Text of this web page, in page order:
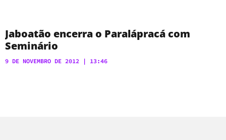
Jaboatão encerra o Paralápracá com
Seminário
9 DE NOVEMBRO DE 2012 13:46